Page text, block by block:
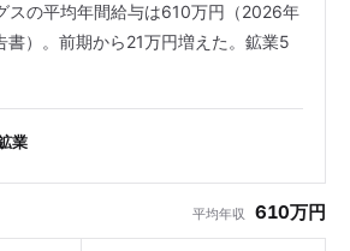
スの平均年間給与は610万円（2026年
書）。前期から21万円増えた。鉱業5
業
平均年収 610万円